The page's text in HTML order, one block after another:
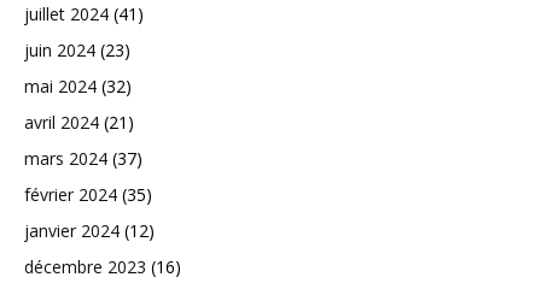
juillet 2024 (41)
juin 2024 (23)
mai 2024 (32)
avril 2024 (21)
mars 2024 (37)
février 2024 (35)
janvier 2024 (12)
décembre 2023 (16)